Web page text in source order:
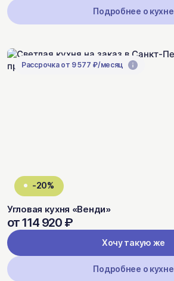
Подробнее о кухне
Рассрочка от 9 577 ₽/месяц
-20%
Угловая кухня «Венди»
от 114 920 ₽
Хочу такую же
Подробнее о кухне